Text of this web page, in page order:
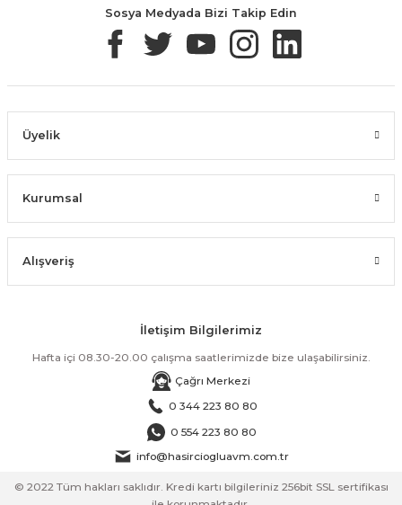
Sosya Medyada Bizi Takip Edin
Üyelik
Kurumsal
Alışveriş
İletişim Bilgilerimiz
Hafta içi 08.30-20.00 çalışma saatlerimizde bize ulaşabilirsiniz.
Çağrı Merkezi
0 344 223 80 80
0 554 223 80 80
info@hasirciogluavm.com.tr
© 2022 Tüm hakları saklıdır. Kredi kartı bilgileriniz 256bit SSL sertifikası